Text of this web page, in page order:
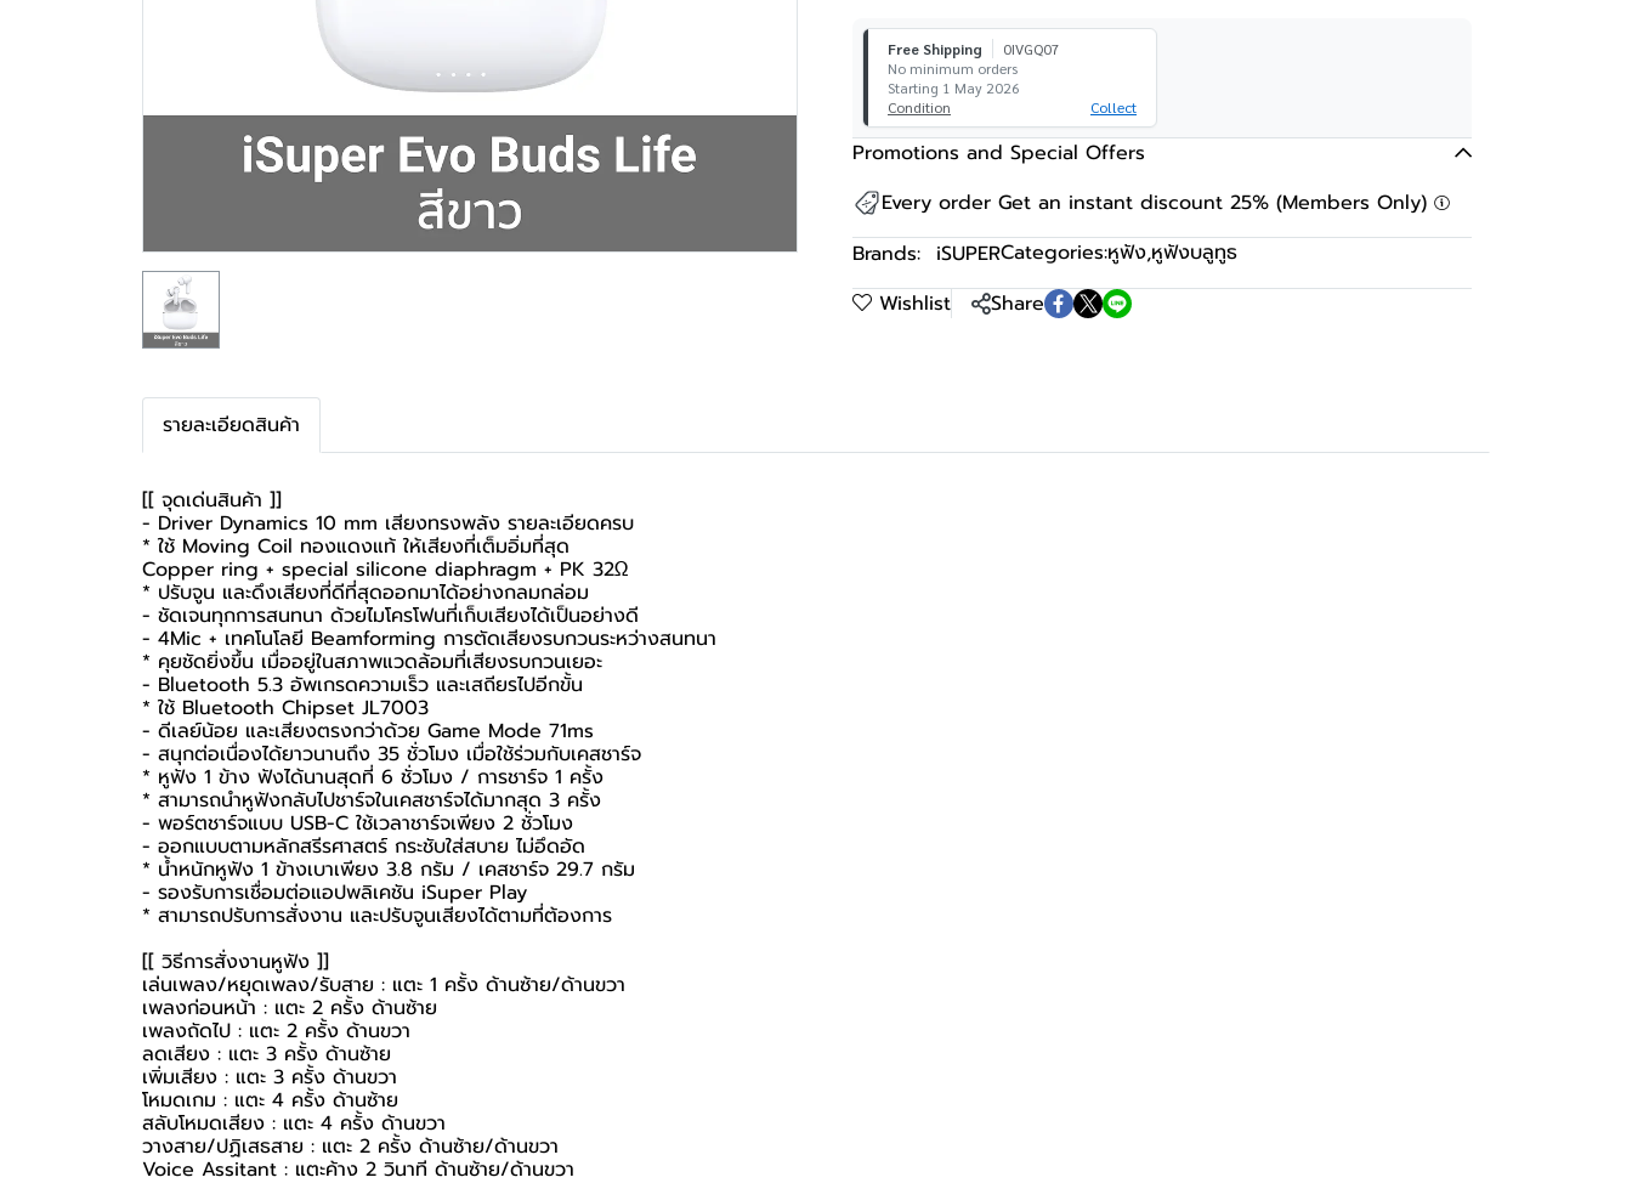
Free Shipping
0IVGQ07
No minimum orders
Starting 1 May 2026
Condition
Collect
Promotions and Special Offers
Every order Get an instant discount 25% (Members Only)
Brands: iSUPERCategories:หูฟัง,หูฟังบลูทูธ
Wishlist
Share
รายละเอียดสินค้า
[[ จุดเด่นสินค้า ]]
- Driver Dynamics 10 mm เสียงทรงพลัง รายละเอียดครบ
* ใช้ Moving Coil ทองแดงแท้ ให้เสียงที่เต็มอิ่มที่สุด
Copper ring + special silicone diaphragm + PK 32Ω
* ปรับจูน และดึงเสียงที่ดีที่สุดออกมาได้อย่างกลมกล่อม
- ชัดเจนทุกการสนทนา ด้วยไมโครโฟนที่เก็บเสียงได้เป็นอย่างดี
- 4Mic + เทคโนโลยี Beamforming การตัดเสียงรบกวนระหว่างสนทนา
* คุยชัดยิ่งขึ้น เมื่ออยู่ในสภาพแวดล้อมที่เสียงรบกวนเยอะ
- Bluetooth 5.3 อัพเกรดความเร็ว และเสถียรไปอีกขั้น
* ใช้ Bluetooth Chipset JL7003
- ดีเลย์น้อย และเสียงตรงกว่าด้วย Game Mode 71ms
- สนุกต่อเนื่องได้ยาวนานถึง 35 ชั่วโมง เมื่อใช้ร่วมกับเคสชาร์จ
* หูฟัง 1 ข้าง ฟังได้นานสุดที่ 6 ชั่วโมง / การชาร์จ 1 ครั้ง
* สามารถนำหูฟังกลับไปชาร์จในเคสชาร์จได้มากสุด 3 ครั้ง
- พอร์ตชาร์จแบบ USB-C ใช้เวลาชาร์จเพียง 2 ชั่วโมง
- ออกแบบตามหลักสรีรศาสตร์ กระชับใส่สบาย ไม่อึดอัด
* น้ำหนักหูฟัง 1 ข้างเบาเพียง 3.8 กรัม / เคสชาร์จ 29.7 กรัม
- รองรับการเชื่อมต่อแอปพลิเคชัน iSuper Play
* สามารถปรับการสั่งงาน และปรับจูนเสียงได้ตามที่ต้องการ
[[ วิธีการสั่งงานหูฟัง ]]
เล่นเพลง/หยุดเพลง/รับสาย : แตะ 1 ครั้ง ด้านซ้าย/ด้านขวา
เพลงก่อนหน้า : แตะ 2 ครั้ง ด้านซ้าย
เพลงถัดไป : แตะ 2 ครั้ง ด้านขวา
ลดเสียง : แตะ 3 ครั้ง ด้านซ้าย
เพิ่มเสียง : แตะ 3 ครั้ง ด้านขวา
โหมดเกม : แตะ 4 ครั้ง ด้านซ้าย
สลับโหมดเสียง : แตะ 4 ครั้ง ด้านขวา
วางสาย/ปฏิเสธสาย : แตะ 2 ครั้ง ด้านซ้าย/ด้านขวา
Voice Assitant : แตะค้าง 2 วินาที ด้านซ้าย/ด้านขวา